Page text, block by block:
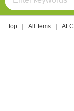
top All items